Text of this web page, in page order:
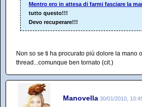
Mentro ero in attesa di farmi fasciare la
tutto questo!!!
Devo recuperare!!!
Non so se ti ha procurato più dolore la mano
thread...comunque ben tornato (cit.)
Manovella 30/01/2010,